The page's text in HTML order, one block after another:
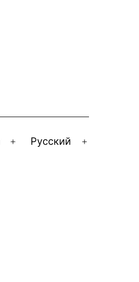
ОткрытьРусский
Открыть